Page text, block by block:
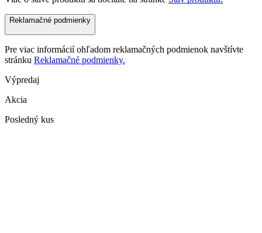
Reklamačné podmienky
Pre viac informácií ohľadom reklamačných podmienok navštívte
stránku Reklamačné podmienky.
Výpredaj
Akcia
Posledný kus